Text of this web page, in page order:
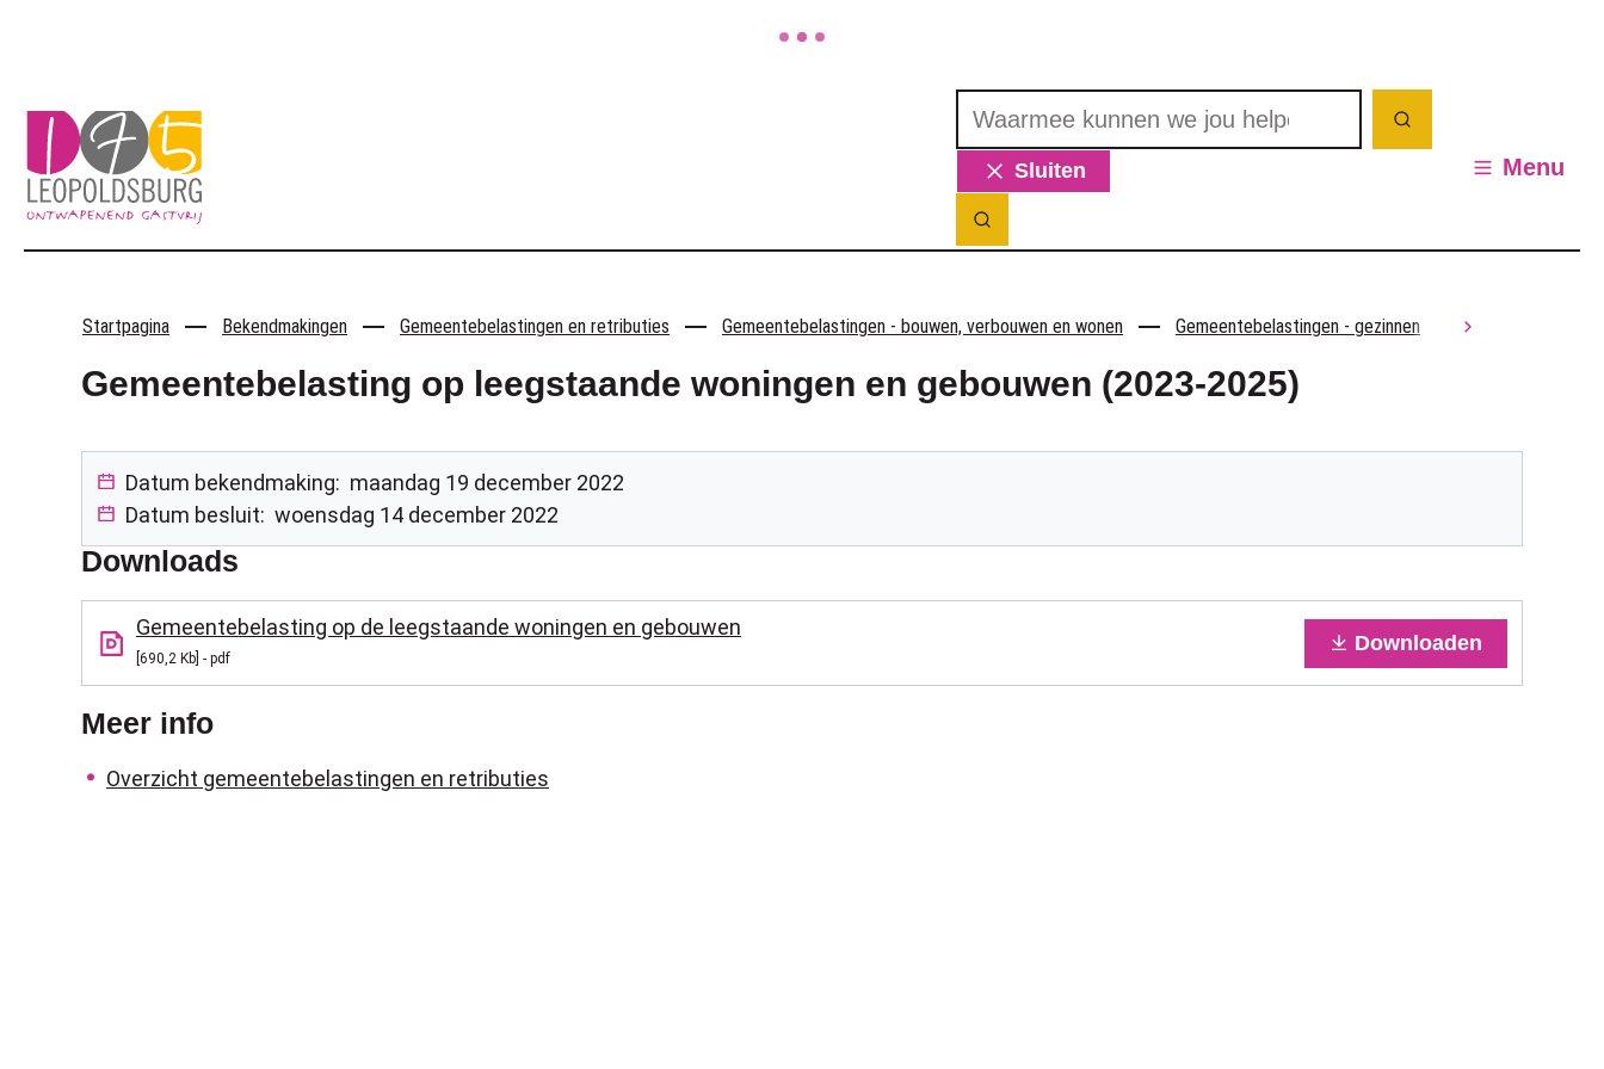
Leopoldsburg
Waarmee kunnen we jou helpen? Wat zoek je?
Zoeken
Sluiten
Zoek tonen / verbergen
Menu
scroll naar
Startpagina Bekendmakingen Gemeentebelastingen en retributies Gemeentebelastingen - bouwen, verbouwen en wonen Gemeentebelastingen - gezinnen
Gemeentebelasting op leegstaande woningen en gebouwen (2023-2025)
Datum bekendmaking: maandag 19 december 2022
Datum besluit: woensdag 14 december 2022
Downloads
Gemeentebelasting op de leegstaande woningen en gebouwen
690,2 Kb pdf
Downloaden
Meer info
Overzicht gemeentebelastingen en retributies